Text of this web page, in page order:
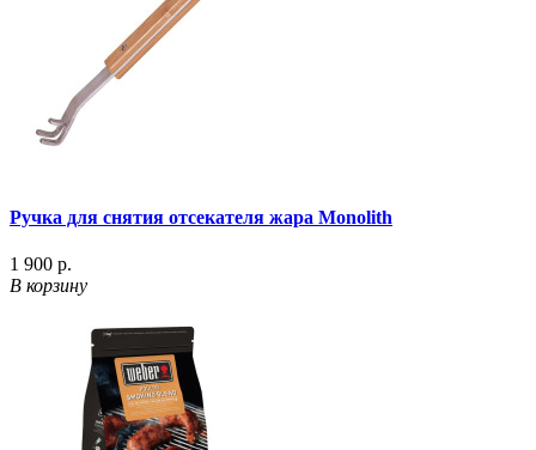
Ручка для снятия отсекателя жара Monolith
1 900 р.
В корзину